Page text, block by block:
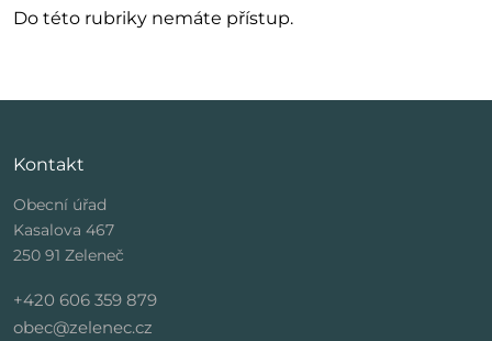
Do této rubriky nemáte přístup.
Kontakt
Obecní úřad
Kasalova 467
250 91 Zeleneč
+420 606 359 879
obec@zelenec.cz